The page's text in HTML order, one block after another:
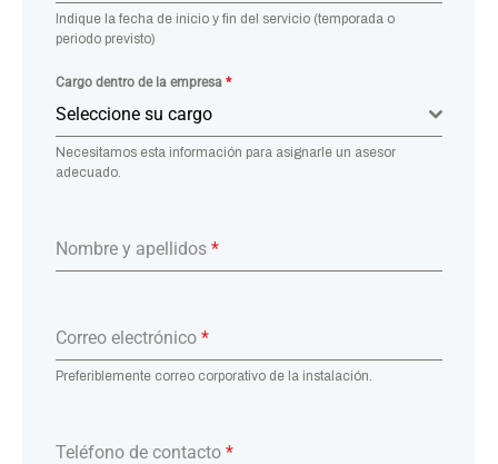
Indique la fecha de inicio y fin del servicio (temporada o
periodo previsto)
Cargo dentro de la empresa *
Seleccione su cargo
Necesitamos esta información para asignarle un asesor
adecuado.
Nombre y apellidos *
Correo electrónico *
Preferiblemente correo corporativo de la instalación.
Teléfono de contacto *